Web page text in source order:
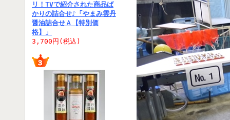
リ！TVで紹介された商品ば
かりの詰合せ♪「やまみ雲丹
醤油詰合せＡ【特別価
格】」
3,700円(税込)